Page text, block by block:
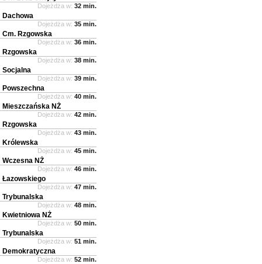
Dojeżdża w: 32 min.
Dachowa
Dojeżdża w: 35 min.
Cm. Rzgowska
Dojeżdża w: 36 min.
Rzgowska
Dojeżdża w: 38 min.
Socjalna
Dojeżdża w: 39 min.
Powszechna
Dojeżdża w: 40 min.
Mieszczańska NŻ
Dojeżdża w: 42 min.
Rzgowska
Dojeżdża w: 43 min.
Królewska
Dojeżdża w: 45 min.
Wczesna NŻ
Dojeżdża w: 46 min.
Łazowskiego
Dojeżdża w: 47 min.
Trybunalska
Dojeżdża w: 48 min.
Kwietniowa NŻ
Dojeżdża w: 50 min.
Trybunalska
Dojeżdża w: 51 min.
Demokratyczna
Dojeżdża w: 52 min.